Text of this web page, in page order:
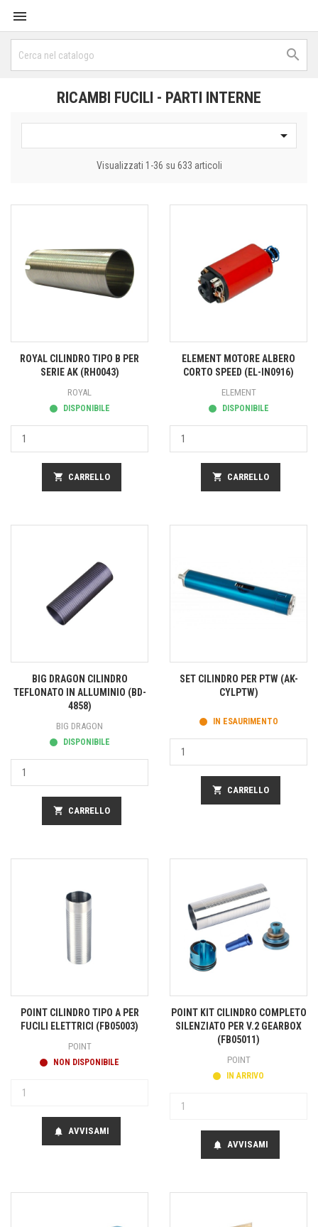


RICAMBI FUCILI - PARTI INTERNE

Visualizzati 1-36 su 633 articoli
ROYAL CILINDRO TIPO B PER
SERIE AK (RH0043)
ROYAL
DISPONIBILE
shopping_cart CARRELLO
ELEMENT MOTORE ALBERO
CORTO SPEED (EL-IN0916)
ELEMENT
DISPONIBILE
shopping_cart CARRELLO
BIG DRAGON CILINDRO
TEFLONATO IN ALLUMINIO (BD-
4858)
BIG DRAGON
DISPONIBILE
shopping_cart CARRELLO
SET CILINDRO PER PTW (AK-
CYLPTW)
IN ESAURIMENTO
shopping_cart CARRELLO
POINT CILINDRO TIPO A PER
FUCILI ELETTRICI (FB05003)
POINT
NON DISPONIBILE
notifications AVVISAMI
POINT KIT CILINDRO COMPLETO
SILENZIATO PER V.2 GEARBOX
(FB05011)
POINT
IN ARRIVO
notifications AVVISAMI